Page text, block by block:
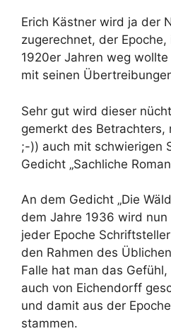
Erich Kästner wird ja der
zugerechnet, der
1920er Jahren weg
mit seinen
Sehr gut wird dieser
gemerkt des
;-)) auch mit schwierigen
Gedicht „Sachliche
An dem Gedicht „Die
dem Jahre 1936 wird
jeder Epoche
den Rahmen des
Falle hat man das
auch von Eichendorff
und damit aus der
stammen.